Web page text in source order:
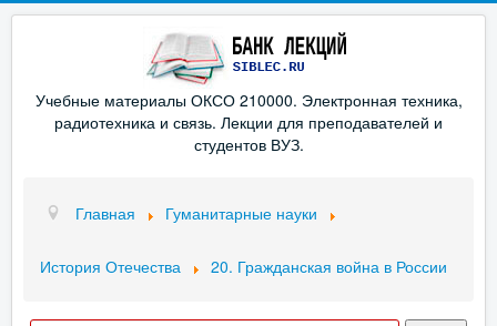
Учебные материалы ОКСО 210000. Электронная техника,
радиотехника и связь. Лекции для преподавателей и
студентов ВУЗ.
Главная Гуманитарные науки
История Отечества 20. Гражданская война в России